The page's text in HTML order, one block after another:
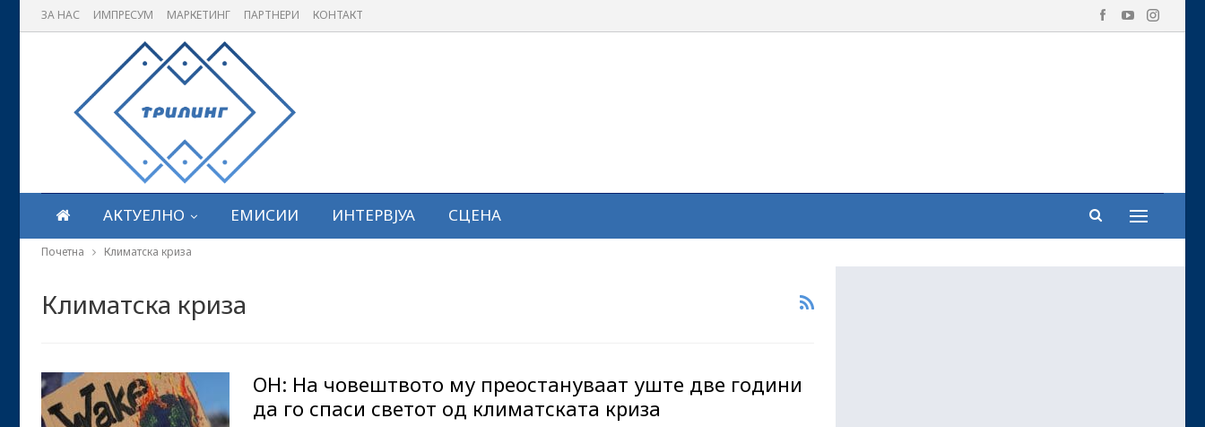
ЗА НАС ИМПРЕСУМ МАРКЕТИНГ ПАРТНЕРИ КОНТАКТ
АКТУЕЛНО ЕМИСИИ ИНТЕРВЈУА СЦЕНА
Почетна Климатска криза
Климатска криза
ОН: На човештвото му преостануваат уште две години
да го спаси светот од климатската криза